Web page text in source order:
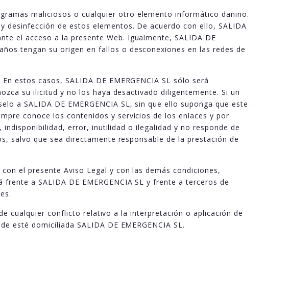
maliciosos o cualquier otro elemento informático dañino.
de estos elementos. De acuerdo con ello, SALIDA
el acceso a la presente Web. Igualmente, SALIDA DE
tengan su origen en fallos o desconexiones en las redes de
estos casos, SALIDA DE EMERGENCIA SL sólo será
su ilicitud y no los haya desactivado diligentemente. Si un
a SALIDA DE EMERGENCIA SL, sin que ello suponga que este
conoce los contenidos y servicios de los enlaces y por
error, inutilidad o ilegalidad y no responde de
salvo que sea directamente responsable de la prestación de
el presente Aviso Legal y con las demás condiciones,
a SALIDA DE EMERGENCIA SL y frente a terceros de
cualquier conflicto relativo a la interpretación o aplicación de
domiciliada SALIDA DE EMERGENCIA SL.